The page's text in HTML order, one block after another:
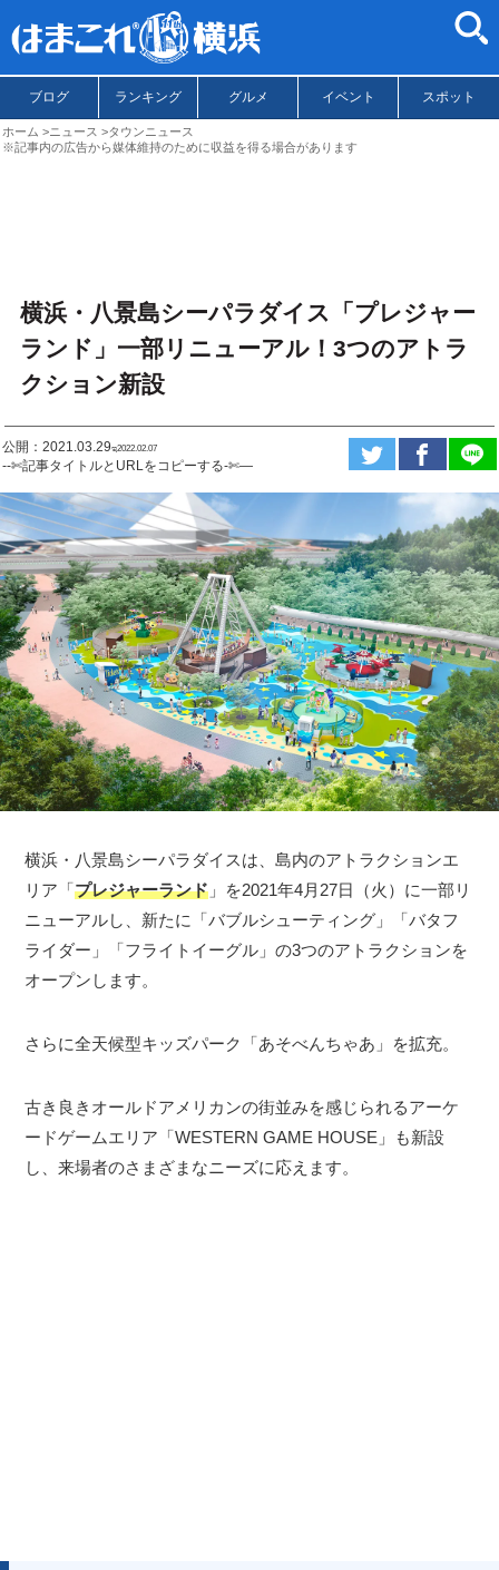
ブログ ランキング グルメ イベント スポット
ホーム ニュース
タウンニュース
※記事内の広告から媒体維持のために収益を得る場合があります
横浜・八景島シーパラダイス「プレジャー
ランド」一部リニューアル！3つのアトラ
クション新設
公開：2021.03.29ಇ2022.02.07
--✄記事タイトルとURLをコピーする-✄—
横浜・八景島シーパラダイスは、島内のアトラクションエ
リア「プレジャーランド 」を2021年4月27日（火）に一部リ
ニューアルし、新たに「バブルシューティング」「バタフ
ライダー」「フライトイーグル」の3つのアトラクションを
オープンします。
さらに全天候型キッズパーク「あそべんちゃあ」を拡充。
古き良きオールドアメリカンの街並みを感じられるアーケ
ードゲームエリア「WESTERN GAME HOUSE」も新設
し、来場者のさまざまなニーズに応えます。